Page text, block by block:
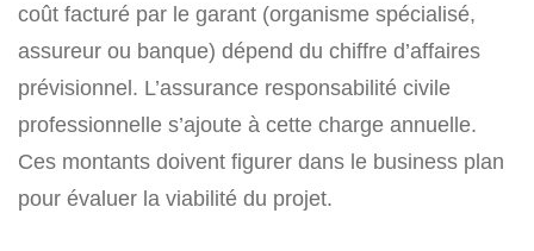
coût facturé par le garant (organisme spécialisé,
assureur ou banque) dépend du chiffre d’affaires
prévisionnel. L’assurance responsabilité civile
professionnelle s’ajoute à cette charge annuelle.
Ces montants doivent figurer dans le business plan
pour évaluer la viabilité du projet.